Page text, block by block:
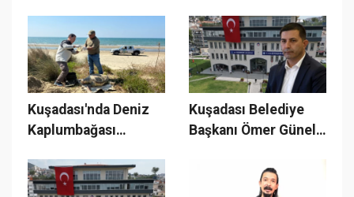
Özel Kuşadası'na
Geliyor
Kuşadası'nda Deniz
Kaplumbağası
Kuşadası Belediye
Başkanı Ömer Günel